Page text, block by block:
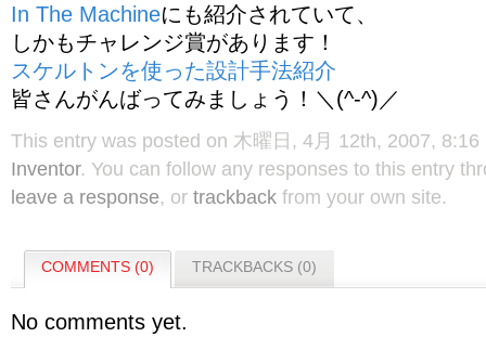
In The Machineにも紹介されていて、
しかもチャレンジ賞があります！
スケルトンを使った設計手法紹介
皆さんがんばってみましょう！＼(^-^)／
This entry was posted on 木曜日, 4月 12th, 2007,
Inventor. You can follow any responses to this entry
leave a response, or trackback from your own site.
COMMENTS (0) TRACKBACKS (0)
No comments yet.